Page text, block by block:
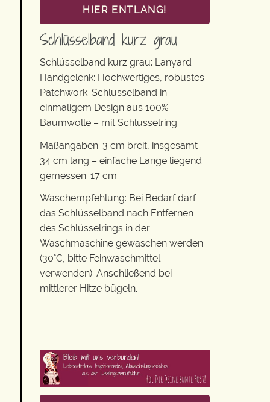
HIER ENTLANG!
Schlüsselband kurz grau
Schlüsselband kurz grau: Lanyard
Handgelenk: Hochwertiges, robustes
Patchwork-Schlüsselband in
einmaligem Design aus 100%
Baumwolle – mit Schlüsselring.
Maßangaben: 3 cm breit, insgesamt
34 cm lang – einfache Länge liegend
gemessen: 17 cm
Waschempfehlung: Bei Bedarf darf
das Schlüsselband nach Entfernen
des Schlüsselrings in der
Waschmaschine gewaschen werden
(30°C, bitte Feinwaschmittel
verwenden). Anschließend bei
mittlerer Hitze bügeln.